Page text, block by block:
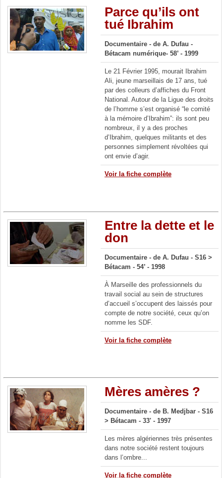
Parce qu’ils ont
tué Ibrahim
Documentaire - de A. Dufau -
Bétacam numérique- 58’ - 1999
Le 21 Février 1995, mourait Ibrahim
Ali, jeune marseillais de 17 ans, tué
par des colleurs d’affiches du Front
National. Autour de la Ligue des droits
de l’homme s’est organisé “le comité
à la mémoire d’Ibrahim”: ils sont peu
nombreux, il y a des proches
d’Ibrahim, quelques militants et des
personnes simplement révoltées qui
ont envie d’agir.
Voir la fiche complète
Entre la dette et le
don
Documentaire - de A. Dufau - S16 >
Bétacam - 54’ - 1998
À Marseille des professionnels du
travail social au sein de structures
d’accueil s’occupent des laissés pour
compte de notre société, ceux qu’on
nomme les SDF.
Voir la fiche complète
Mères amères ?
Documentaire - de B. Medjbar - S16
> Bétacam - 33' - 1997
Les mères algériennes très présentes
dans notre société restent toujours
dans l’ombre...
Voir la fiche complète